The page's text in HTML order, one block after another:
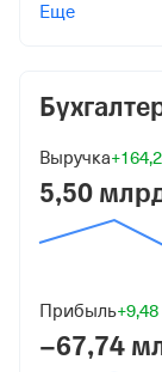
ОБЩЕСТВО С
29 февраля
Краткое
АО "КХПС"
Конной Армии
Еще
Выручка
5,50
Прибыль
−67,74